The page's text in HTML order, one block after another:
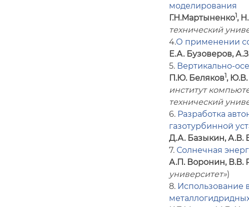
моделирования
Г.Н.Мартыненко1,
технический
4.О применении
Е.А. Бузоверов,
5. Вертикально-
П.Ю. Беляков1, Ю.В.
институт
технический
6. Разработка
газотурбинной
Д.А. Базыкин, А.В.
7. Солнечная
А.П. Воронин, В.В.
университет»)
8. Использование